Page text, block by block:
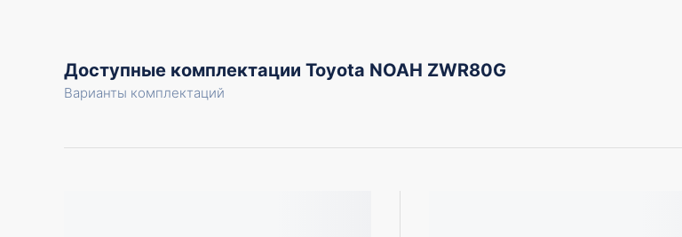
Доступные комплектации Toyota NOAH ZWR80G
Варианты комплектаций